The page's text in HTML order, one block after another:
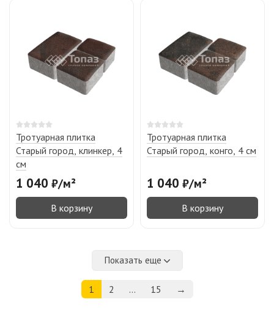
Тротуарная плитка
Старый город, клинкер, 4
см
1 040 ₽/м²
В корзину
Тротуарная плитка
Старый город, конго, 4 см
1 040 ₽/м²
В корзину
Показать еще
1 2 ... 15 →